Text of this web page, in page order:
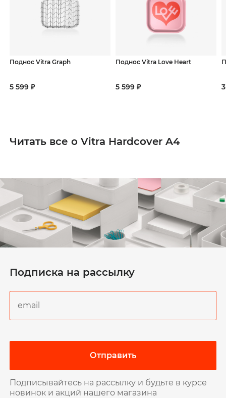
Поднос Vitra Graph
5 599 ₽
Поднос Vitra Love Heart
5 599 ₽
Читать все о Vitra Hardcover A4
Подписка на рассылку
Отправить
Подписывайтесь на рассылку и будьте в курсе
новинок и акций нашего магазина